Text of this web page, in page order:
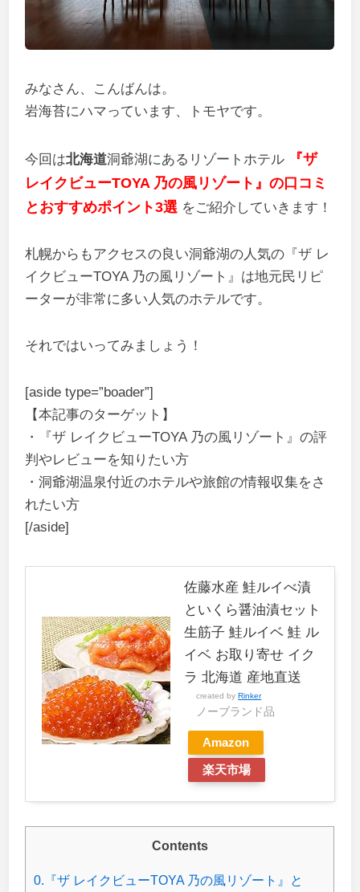
みなさん、こんばんは。
岩海苔にハマっています、トモヤです。
今回は北海道洞爺湖にあるリゾートホテル
『ザ
レイクビューTOYA 乃の風リゾート』の口コミ
とおすすめポイント3選 をご紹介していきます！
札幌からもアクセスの良い洞爺湖の人気の『ザ レ
イクビューTOYA 乃の風リゾート』は地元民リピ
ーターが非常に多い人気のホテルです。
それではいってみましょう！
[aside type=”boader”]
【本記事のターゲット】
・『ザ レイクビューTOYA 乃の風リゾート』の評
判やレビューを知りたい方
・洞爺湖温泉付近のホテルや旅館の情報収集をさ
れたい方
[/aside]
佐藤水産 鮭ルイべ漬
といくら醤油漬セット
生筋子 鮭ルイベ 鮭 ル
イベ お取り寄せ イク
ラ 北海道 産地直送
created byRinker
ノーブランド品
Amazon
楽天市場
Contents
0.『ザ レイクビューTOYA 乃の風リゾート』と